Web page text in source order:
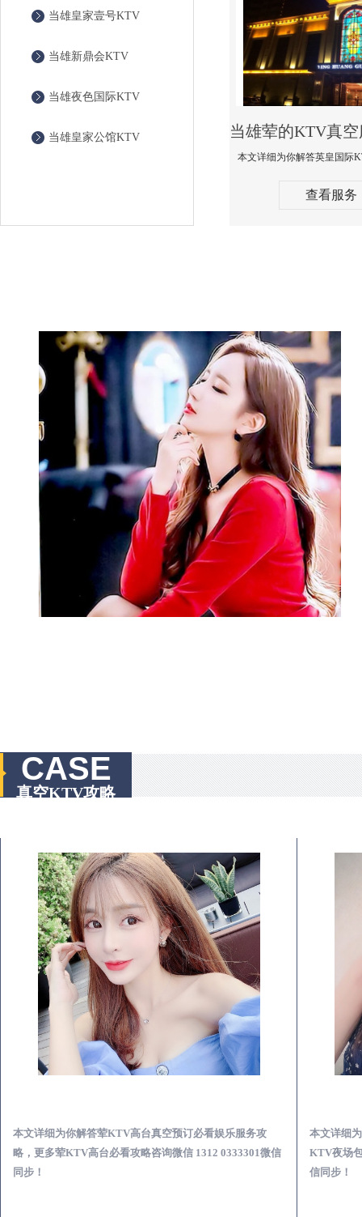
当雄皇家壹号KTV
当雄新鼎会KTV
当雄夜色国际KTV
当雄皇家公馆KTV
查看服务
CASE
真空KTV攻略
本文详细为你解答荤KTV高台真空预订必看娱乐服务攻
略，更多荤KTV高台必看攻略咨询微信 1312 0333301微信
同步！
本文详细
KTV夜场
信同步！